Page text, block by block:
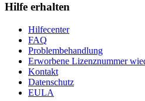
Hilfe erhalten
Hilfecenter
FAQ
Problembehandlung
Erworbene Lizenznummer
Kontakt
Datenschutz
EULA